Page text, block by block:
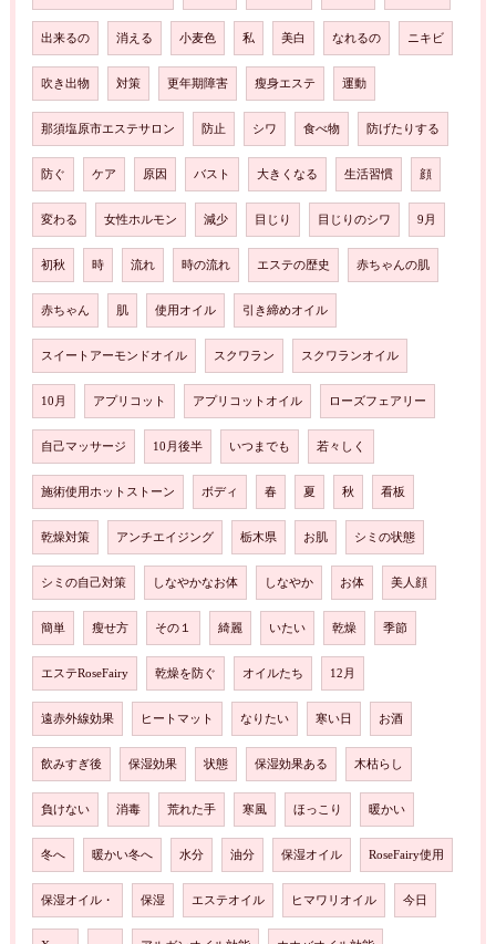
出来るの 消える 小麦色 私 美白 なれるの ニキビ
吹き出物 対策 更年期障害 瘦身エステ 運動
那須塩原市エステサロン 防止 シワ 食べ物 防げたりする
防ぐ ケア 原因 バスト 大きくなる 生活習慣 顔
変わる 女性ホルモン 減少 目じり 目じりのシワ 9月
初秋 時 流れ 時の流れ エステの歴史 赤ちゃんの肌
赤ちゃん 肌 使用オイル 引き締めオイル
スイートアーモンドオイル スクワラン スクワランオイル
10月 アプリコット アプリコットオイル ローズフェアリー
自己マッサージ 10月後半 いつまでも 若々しく
施術使用ホットストーン ボディ 春 夏 秋 看板
乾燥対策 アンチエイジング 栃木県 お肌 シミの状態
シミの自己対策 しなやかなお体 しなやか お体 美人顔
簡単 瘦せ方 その１ 綺麗 いたい 乾燥 季節
エステRoseFairy 乾燥を防ぐ オイルたち 12月
遠赤外線効果 ヒートマット なりたい 寒い日 お酒
飲みすぎ後 保湿効果 状態 保湿効果ある 木枯らし
負けない 消毒 荒れた手 寒風 ほっこり 暖かい
冬へ 暖かい冬へ 水分 油分 保湿オイル RoseFairy使用
保湿オイル・ 保湿 エステオイル ヒマワリオイル 今日